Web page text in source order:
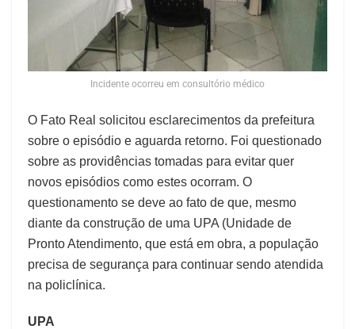
Incidente ocorreu em consultório médico
O Fato Real solicitou esclarecimentos da prefeitura
sobre o episódio e aguarda retorno. Foi questionado
sobre as providências tomadas para evitar quer
novos episódios como estes ocorram. O
questionamento se deve ao fato de que, mesmo
diante da construção de uma UPA (Unidade de
Pronto Atendimento, que está em obra, a população
precisa de segurança para continuar sendo atendida
na policlínica.
UPA